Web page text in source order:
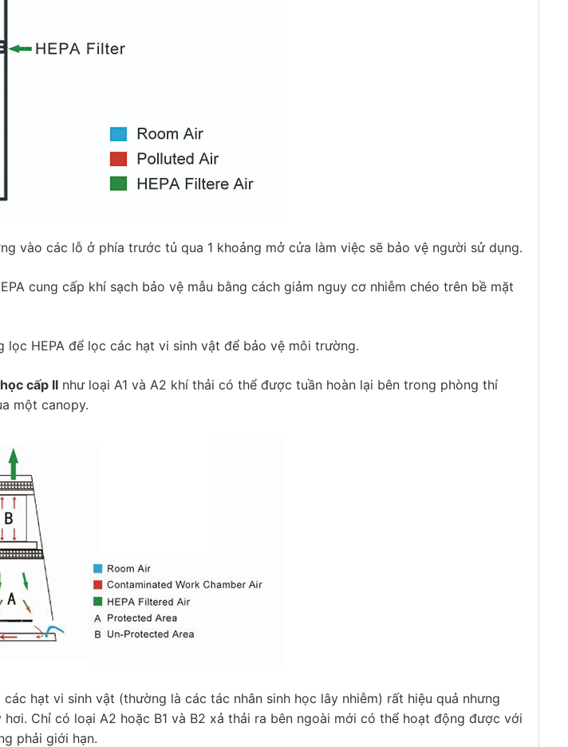
vào các lỗ ở phía trước tủ qua 1 khoảng mở cửa làm việc sẽ bảo vệ người sử dụng.
cung cấp khí sạch bảo vệ mẫu bằng cách giảm nguy cơ nhiễm chéo trên bề mặt
lọc HEPA để lọc các hạt vi sinh vật để bảo vệ môi trường.
cấp II như loại A1 và A2 khí thải có thể được tuần hoàn lại bên trong phòng thí
một canopy.
hạt vi sinh vật (thường là các tác nhân sinh học lây nhiễm) rất hiệu quả nhưng
Chỉ có loại A2 hoặc B1 và B2 xả thải ra bên ngoài mới có thể hoạt động được với
phải giới hạn.